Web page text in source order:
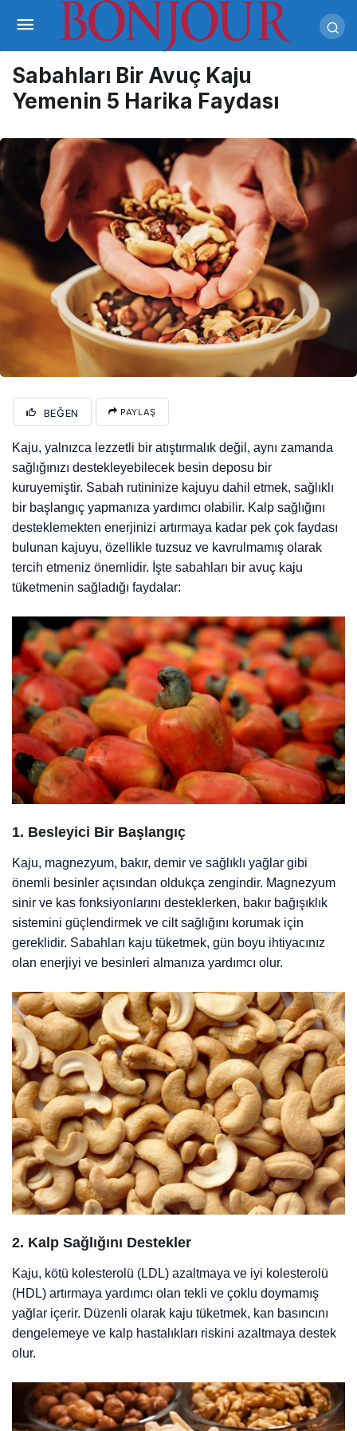
Sabahları Bir Avuç Kaju
Yemenin 5 Harika Faydası
BEĞEN PAYLAŞ
Kaju, yalnızca lezzetli bir atıştırmalık değil, aynı zamanda
sağlığınızı destekleyebilecek besin deposu bir
kuruyemiştir. Sabah rutininize kajuyu dahil etmek, sağlıklı
bir başlangıç yapmanıza yardımcı olabilir. Kalp sağlığını
desteklemekten enerjinizi artırmaya kadar pek çok faydası
bulunan kajuyu, özellikle tuzsuz ve kavrulmamış olarak
tercih etmeniz önemlidir. İşte sabahları bir avuç kaju
tüketmenin sağladığı faydalar:
1. Besleyici Bir Başlangıç
Kaju, magnezyum, bakır, demir ve sağlıklı yağlar gibi
önemli besinler açısından oldukça zengindir. Magnezyum
sinir ve kas fonksiyonlarını desteklerken, bakır bağışıklık
sistemini güçlendirmek ve cilt sağlığını korumak için
gereklidir. Sabahları kaju tüketmek, gün boyu ihtiyacınız
olan enerjiyi ve besinleri almanıza yardımcı olur.
2. Kalp Sağlığını Destekler
Kaju, kötü kolesterolü (LDL) azaltmaya ve iyi kolesterolü
(HDL) artırmaya yardımcı olan tekli ve çoklu doymamış
yağlar içerir. Düzenli olarak kaju tüketmek, kan basıncını
dengelemeye ve kalp hastalıkları riskini azaltmaya destek
olur.